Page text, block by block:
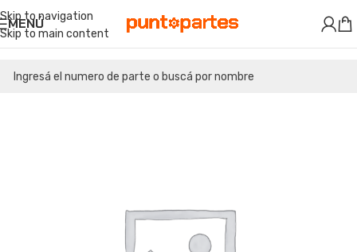
Skip to navigation
Skip to main content
MENÚ